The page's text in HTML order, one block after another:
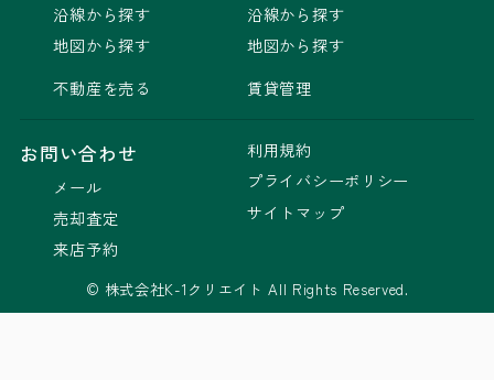
沿線から探す
地図から探す
不動産を売る
沿線から探す
地図から探す
賃貸管理
お問い合わせ
メール
売却査定
来店予約
利用規約
プライバシーポリシー
サイトマップ
© 株式会社K-1クリエイト All Rights Reserved.